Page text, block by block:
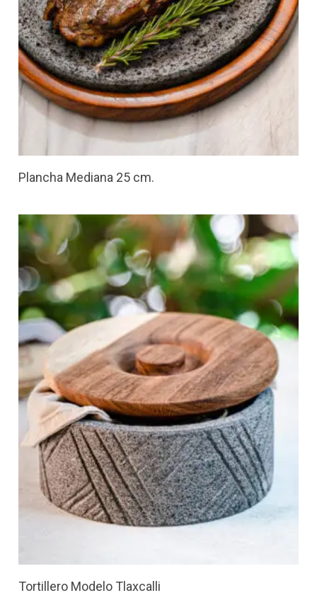
Plancha Mediana 25 cm.
Tortillero Modelo Tlaxcalli